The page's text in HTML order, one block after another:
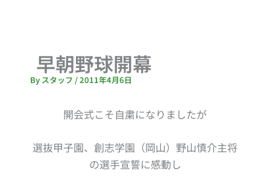
早朝野球開幕
By スタッフ /2011年4月6日
開会式こそ自粛になりましたが
選抜甲子園、創志学園（岡山）野山慎介主将
の選手宣誓に感動し